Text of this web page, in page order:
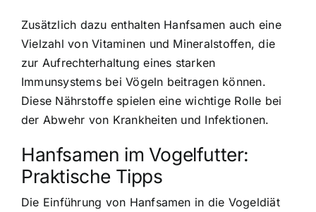
Zusätzlich dazu enthalten Hanfsamen auch eine
Vielzahl von Vitaminen und Mineralstoffen, die
zur Aufrechterhaltung eines starken
Immunsystems bei Vögeln beitragen können.
Diese Nährstoffe spielen eine wichtige Rolle bei
der Abwehr von Krankheiten und Infektionen.
Hanfsamen im Vogelfutter:
Praktische Tipps
Die Einführung von Hanfsamen in die Vogeldiät